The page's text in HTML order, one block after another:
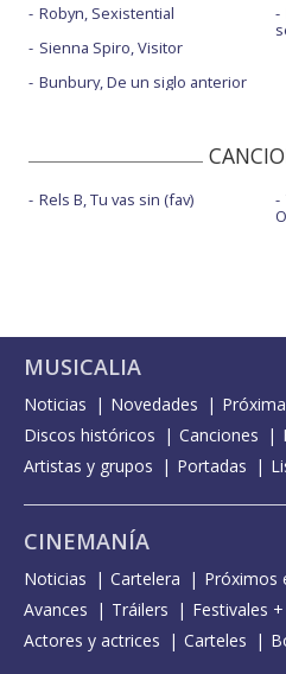
Robyn, Sexistential
Sienna Spiro, Visitor
Bunbury, De un siglo anterior
Rels B, Tu vas sin (fav)
MUSICALIA
Noticias Novedades
Discos históricos
Canciones
Artistas y grupos
Portadas
CINEMANÍA
Noticias Cartelera Próximos
Avances
Tráilers
Festivales
Actores y actrices
Carteles